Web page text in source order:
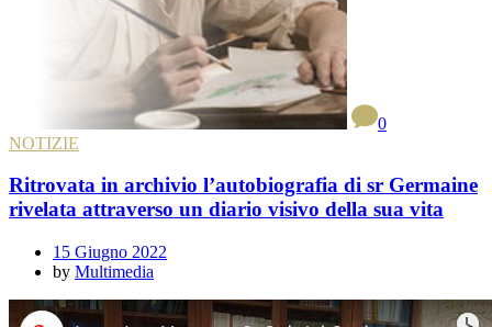
0
NOTIZIE
Ritrovata in archivio l’autobiografia di sr Germaine
rivelata attraverso un diario visivo della sua vita
15 Giugno 2022
by Multimedia